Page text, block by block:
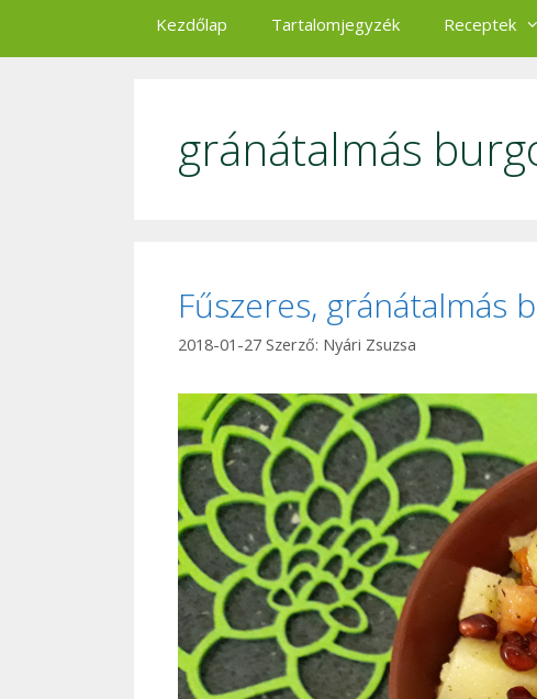
Kezdőlap Tartalomjegyzék Receptek
gránátalmás
Fűszeres, gránátalmás
2018-01-27 Szerző: Nyári Zsuzsa